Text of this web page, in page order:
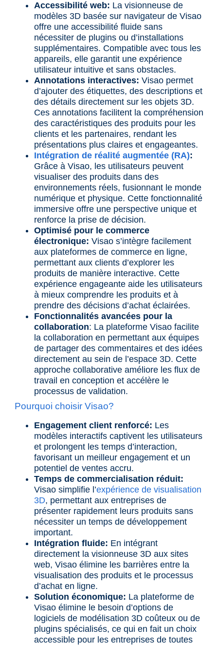
Accessibilité web: La visionneuse de
modèles 3D basée sur navigateur de Visao
offre une accessibilité fluide sans
nécessiter de plugins ou d’installations
supplémentaires. Compatible avec tous les
appareils, elle garantit une expérience
utilisateur intuitive et sans obstacles.
Annotations interactives: Visao permet
d’ajouter des étiquettes, des descriptions et
des détails directement sur les objets 3D.
Ces annotations facilitent la compréhension
des caractéristiques des produits pour les
clients et les partenaires, rendant les
présentations plus claires et engageantes.
Intégration de réalité augmentée (RA):
Grâce à Visao, les utilisateurs peuvent
visualiser des produits dans des
environnements réels, fusionnant le monde
numérique et physique. Cette fonctionnalité
immersive offre une perspective unique et
renforce la prise de décision.
Optimisé pour le commerce
électronique: Visao s’intègre facilement
aux plateformes de commerce en ligne,
permettant aux clients d’explorer les
produits de manière interactive. Cette
expérience engageante aide les utilisateurs
à mieux comprendre les produits et à
prendre des décisions d’achat éclairées.
Fonctionnalités avancées pour la
collaboration: La plateforme Visao facilite
la collaboration en permettant aux équipes
de partager des commentaires et des idées
directement au sein de l’espace 3D. Cette
approche collaborative améliore les flux de
travail en conception et accélère le
processus de validation.
Pourquoi choisir Visao?
Engagement client renforcé: Les
modèles interactifs captivent les utilisateurs
et prolongent les temps d’interaction,
favorisant un meilleur engagement et un
potentiel de ventes accru.
Temps de commercialisation réduit:
Visao simplifie l’expérience de visualisation
3D, permettant aux entreprises de
présenter rapidement leurs produits sans
nécessiter un temps de développement
important.
Intégration fluide: En intégrant
directement la visionneuse 3D aux sites
web, Visao élimine les barrières entre la
visualisation des produits et le processus
d’achat en ligne.
Solution économique: La plateforme de
Visao élimine le besoin d’options de
logiciels de modélisation 3D coûteux ou de
plugins spécialisés, ce qui en fait un choix
accessible pour les entreprises de toutes